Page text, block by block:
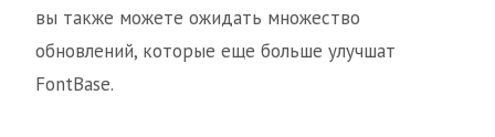
вы также можете ожидать множество
обновлений, которые еще больше улучшат
FontBase.